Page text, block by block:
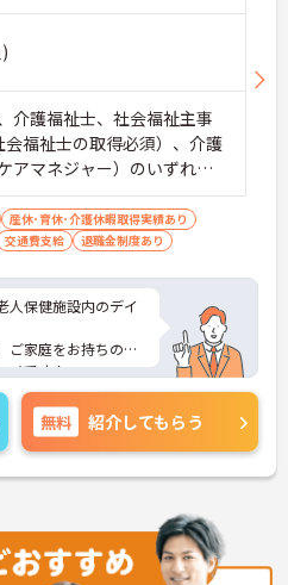
介護福祉士、社会福祉主事
会福祉士の取得必須）、介護
アマネジャー）のいずれか
動車運転免許（AT限定可）
ば尚可
産休･育休･介護休暇取得実績あり
交通費支給 退職金制度あり
人保健施設内のデイ
ご家庭をお持ちの方
メです！
勤に便利です。
問い合わせくださ
無料 紹介してもらう